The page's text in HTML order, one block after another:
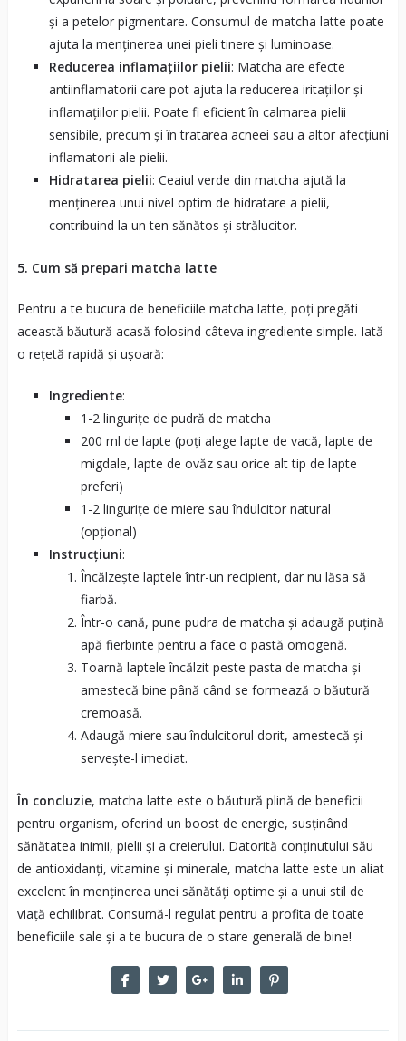
și a petelor pigmentare. Consumul de matcha latte poate
ajuta la menținerea unei pieli tinere și luminoase.
Reducerea inflamațiilor pielii: Matcha are efecte
antiinflamatorii care pot ajuta la reducerea iritațiilor și
inflamațiilor pielii. Poate fi eficient în calmarea pielii
sensibile, precum și în tratarea acneei sau a altor afecțiuni
inflamatorii ale pielii.
Hidratarea pielii: Ceaiul verde din matcha ajută la
menținerea unui nivel optim de hidratare a pielii,
contribuind la un ten sănătos și strălucitor.
5. Cum să prepari matcha latte
Pentru a te bucura de beneficiile matcha latte, poți pregăti
această băutură acasă folosind câteva ingrediente simple. Iată
o rețetă rapidă și ușoară:
Ingrediente:
1-2 lingurițe de pudră de matcha
200 ml de lapte (poți alege lapte de vacă, lapte de
migdale, lapte de ovăz sau orice alt tip de lapte
preferi)
1-2 lingurițe de miere sau îndulcitor natural
(opțional)
Instrucțiuni:
Încălzește laptele într-un recipient, dar nu lăsa să
fiarbă.
Într-o cană, pune pudra de matcha și adaugă puțină
apă fierbinte pentru a face o pastă omogenă.
Toarnă laptele încălzit peste pasta de matcha și
amestecă bine până când se formează o băutură
cremoasă.
Adaugă miere sau îndulcitorul dorit, amestecă și
servește-l imediat.
În concluzie, matcha latte este o băutură plină de beneficii
pentru organism, oferind un boost de energie, susținând
sănătatea inimii, pielii și a creierului. Datorită conținutului său
de antioxidanți, vitamine și minerale, matcha latte este un aliat
excelent în menținerea unei sănătăți optime și a unui stil de
viață echilibrat. Consumă-l regulat pentru a profita de toate
beneficiile sale și a te bucura de o stare generală de bine!